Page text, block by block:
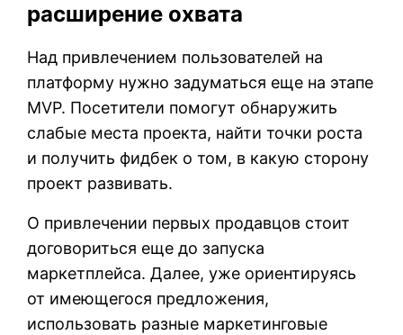
расширение охвата
Над привлечением пользователей на
платформу нужно задуматься еще на этапе
MVP. Посетители помогут обнаружить
слабые места проекта, найти точки роста
и получить фидбек о том, в какую сторону
проект развивать.
О привлечении первых продавцов стоит
договориться еще до запуска
маркетплейса. Далее, уже ориентируясь
от имеющегося предложения,
использовать разные маркетинговые